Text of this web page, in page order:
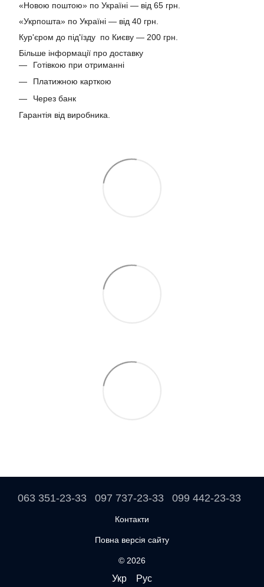
«Новою поштою» по Україні — від 65 грн.
«Укрпошта» по Україні — від 40 грн.
Кур'єром до під'їзду по Києву — 200 грн.
Більше інформації про доставку
Готівкою при отриманні
Платижною карткою
Через банк
Гарантія від виробника.
063 351-23-33 097 737-23-33 099 442-23-33
Контакти
Повна версія сайту
© 2026
Укр Рус